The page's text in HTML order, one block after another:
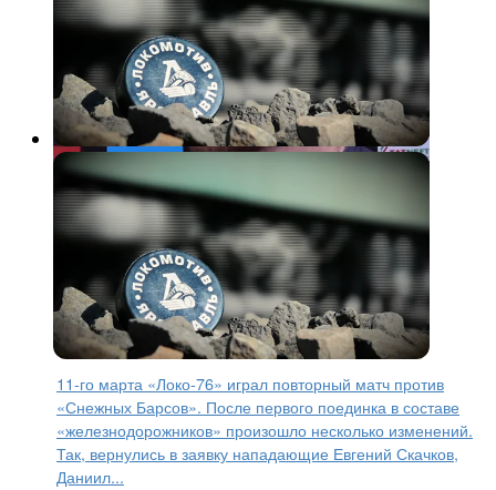
1 год назад
«Локо-76» взял реванш у
«Снежных Барсов»
11-го марта «Локо-76» играл повторный матч против
«Снежных Барсов». После первого поединка в составе
«железнодорожников» произошло несколько изменений.
Так, вернулись в заявку нападающие Евгений Скачков,
Даниил...